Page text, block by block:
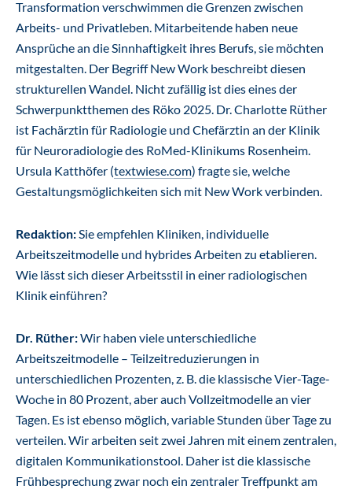
Transformation verschwimmen die Grenzen zwischen
Arbeits- und Privatleben. Mitarbeitende haben neue
Ansprüche an die Sinnhaftigkeit ihres Berufs, sie möchten
mitgestalten. Der Begriff New Work beschreibt diesen
strukturellen Wandel. Nicht zufällig ist dies eines der
Schwerpunktthemen des Röko 2025. Dr. Charlotte Rüther
ist Fachärztin für Radiologie und Chefärztin an der Klinik
für Neuroradiologie des RoMed-Klinikums Rosenheim.
Ursula Katthöfer (textwiese.com) fragte sie, welche
Gestaltungsmöglichkeiten sich mit New Work verbinden.
Redaktion:Sie empfehlen Kliniken, individuelle
Arbeitszeitmodelle und hybrides Arbeiten zu etablieren.
Wie lässt sich dieser Arbeitsstil in einer radiologischen
Klinik einführen?
Dr. Rüther:Wir haben viele unterschiedliche
Arbeitszeitmodelle – Teilzeitreduzierungen in
unterschiedlichen Prozenten, z. B. die klassische Vier-Tage-
Woche in 80 Prozent, aber auch Vollzeitmodelle an vier
Tagen. Es ist ebenso möglich, variable Stunden über Tage zu
verteilen. Wir arbeiten seit zwei Jahren mit einem zentralen,
digitalen Kommunikationstool. Daher ist die klassische
Frühbesprechung zwar noch ein zentraler Treffpunkt am